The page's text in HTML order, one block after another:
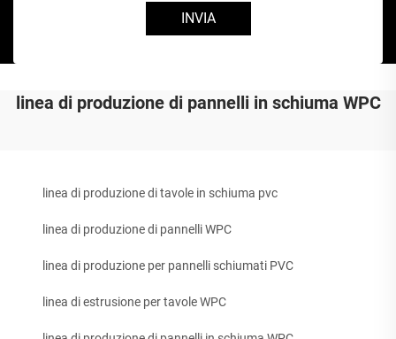
INVIA
linea di produzione di pannelli in schiuma WPC
linea di produzione di tavole in schiuma pvc
linea di produzione di pannelli WPC
linea di produzione per pannelli schiumati PVC
linea di estrusione per tavole WPC